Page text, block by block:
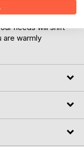
Joy can be read in
Choose the
needs will shift
are warmly